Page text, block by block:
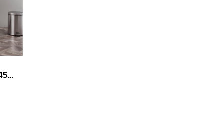
ชั้นวาง 4 ชั้น ขนาด 120x45x165 cm. รับน้ำหนัก 600 kg.